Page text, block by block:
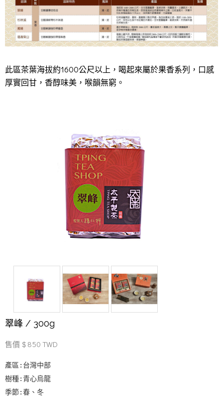
此區茶葉海拔約1600公尺以上，喝起來屬於果香系列，口感
厚實回甘，香醇味美，喉韻無窮。
翠峰 / 300g
售價 $ 850 TWD
產區:台灣中部
樹種:青心烏龍
季節:春、冬